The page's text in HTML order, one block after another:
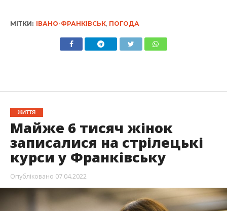
МІТКИ: ІВАНО-ФРАНКІВСЬК, ПОГОДА
ЖИТТЯ
Майже 6 тисяч жінок
записалися на стрілецькі
курси у Франківську
Опубліковано 07.04.2022